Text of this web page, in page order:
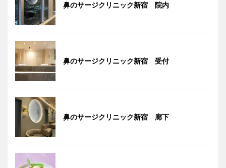
鼻のサージクリニック新宿 院内
鼻のサージクリニック新宿 受付
鼻のサージクリニック新宿 廊下